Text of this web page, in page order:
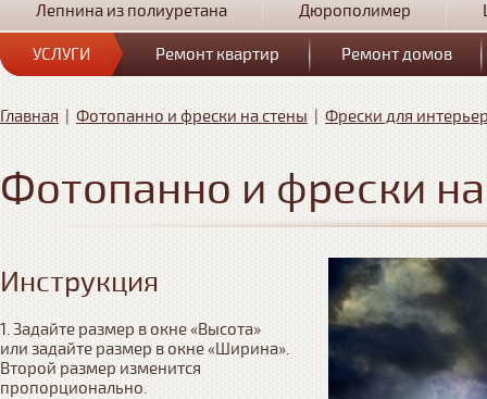
Лепнина из полиуретана
Дюрополимер
УСЛУГИ Ремонт квартир Ремонт домов
Главная | Фотопанно и фрески на стены | Фрески для
Фотопанно и фрески
Инструкция
1. Задайте размер в окне «Высота»
или задайте размер в окне «Ширина».
Второй размер изменится
пропорционально.